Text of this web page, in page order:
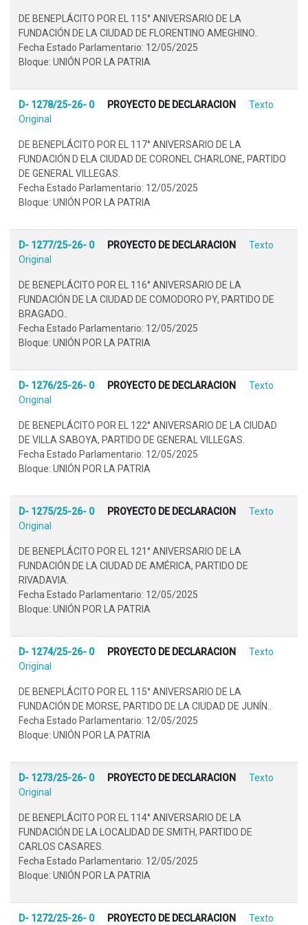
DE BENEPLÁCITO POR EL 115° ANIVERSARIO DE LA
FUNDACIÓN DE LA CIUDAD DE FLORENTINO AMEGHINO..
Fecha Estado Parlamentario: 12/05/2025
Bloque: UNIÓN POR LA PATRIA
D- 1278/25-26- 0 PROYECTO DE DECLARACION
Texto
Original
DE BENEPLÁCITO POR EL 117° ANIVERSARIO DE LA
FUNDACIÓN D ELA CIUDAD DE CORONEL CHARLONE, PARTIDO
DE GENERAL VILLEGAS.
Fecha Estado Parlamentario: 12/05/2025
Bloque: UNIÓN POR LA PATRIA
D- 1277/25-26- 0 PROYECTO DE DECLARACION
Texto
Original
DE BENEPLÁCITO POR EL 116° ANIVERSARIO DE LA
FUNDACIÓN DE LA CIUDAD DE COMODORO PY, PARTIDO DE
BRAGADO..
Fecha Estado Parlamentario: 12/05/2025
Bloque: UNIÓN POR LA PATRIA
D- 1276/25-26- 0 PROYECTO DE DECLARACION
Texto
Original
DE BENEPLÁCITO POR EL 122° ANIVERSARIO DE LA CIUDAD
DE VILLA SABOYA, PARTIDO DE GENERAL VILLEGAS.
Fecha Estado Parlamentario: 12/05/2025
Bloque: UNIÓN POR LA PATRIA
D- 1275/25-26- 0 PROYECTO DE DECLARACION
Texto
Original
DE BENEPLÁCITO POR EL 121° ANIVERSARIO DE LA
FUNDACIÓN DE LA CIUDAD DE AMÉRICA, PARTIDO DE
RIVADAVIA.
Fecha Estado Parlamentario: 12/05/2025
Bloque: UNIÓN POR LA PATRIA
D- 1274/25-26- 0 PROYECTO DE DECLARACION
Texto
Original
DE BENEPLÁCITO POR EL 115° ANIVERSARIO DE LA
FUNDACIÓN DE MORSE, PARTIDO DE LA CIUDAD DE JUNÍN..
Fecha Estado Parlamentario: 12/05/2025
Bloque: UNIÓN POR LA PATRIA
D- 1273/25-26- 0 PROYECTO DE DECLARACION
Texto
Original
DE BENEPLÁCITO POR EL 114° ANIVERSARIO DE LA
FUNDACIÓN DE LA LOCALIDAD DE SMITH, PARTIDO DE
CARLOS CASARES.
Fecha Estado Parlamentario: 12/05/2025
Bloque: UNIÓN POR LA PATRIA
D- 1272/25-26- 0 PROYECTO DE DECLARACION Texto